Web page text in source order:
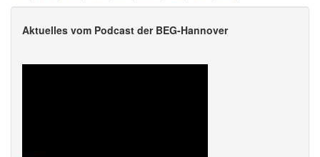
Aktuelles vom Podcast der BEG-Hannover